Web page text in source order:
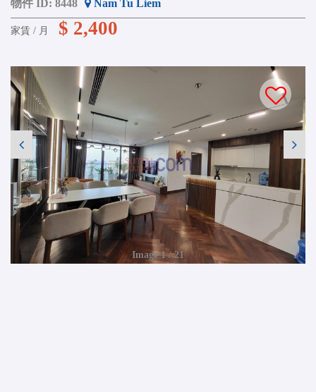
物件 ID: 8448 Nam Tu Liem
家賃 / 月 $ 2,400
Image 1 / 21